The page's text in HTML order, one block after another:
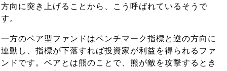
方向に突き上げることから、こう呼ばれているそうで
す。
一方のベア型ファンドはベンチマーク指標と逆の方向に
連動し、指標が下落すれば投資家が利益を得られるファ
ンドです。ベアとは熊のことで、熊が敵を攻撃するとき